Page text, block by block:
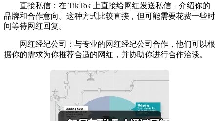
直接私信：在 TikTok 上直接给网红发送私信，介绍你的
品牌和合作意向。这种方式比较直接，但可能需要花费一些时
间等待网红回复。
网红经纪公司：与专业的网红经纪公司合作，他们可以根
据你的需求为你推荐合适的网红，并协助你进行合作洽谈。